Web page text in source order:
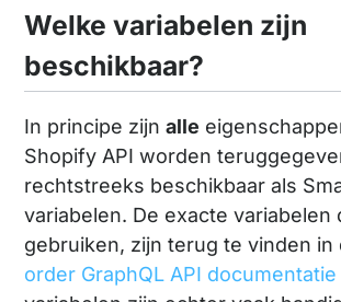
Welke variabelen zijn
beschikbaar?
In principe zijnalle
Shopify API worden
rechtstreeks beschikbaar als
variabelen. De exacte variabelen
gebruiken, zijn terug te vinden in
order GraphQL API documentatie